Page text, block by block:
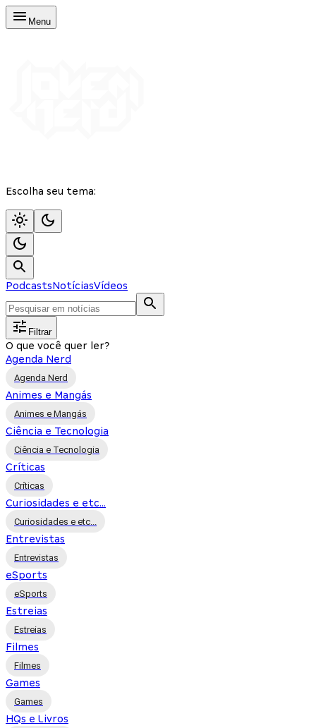
Menu
Escolha seu tema:
PodcastsNotíciasVídeos
Filtrar
O que você quer ler?
Agenda Nerd
Agenda Nerd
Animes e Mangás
Animes e Mangás
Ciência e Tecnologia
Ciência e Tecnologia
Críticas
Críticas
Curiosidades e etc...
Curiosidades e etc...
Entrevistas
Entrevistas
eSports
eSports
Estreias
Estreias
Filmes
Filmes
Games
Games
HQs e Livros